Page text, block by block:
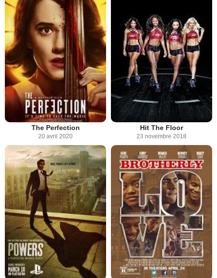
The Perfection
20 avril 2020
Hit The Floor
23 novembre 2018